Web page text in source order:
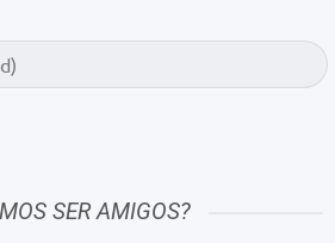
SER AMIGOS?